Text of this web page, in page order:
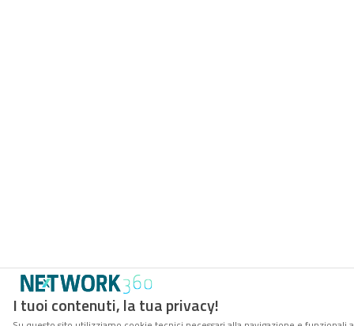
I tuoi contenuti, la tua privacy!